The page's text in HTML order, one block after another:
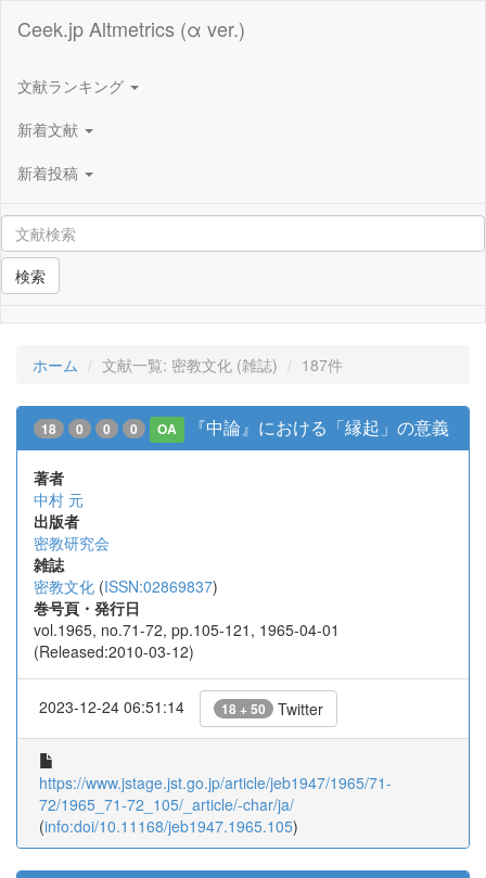
Ceek.jp Altmetrics (α ver.)
文献ランキング
新着文献
新着投稿
検索
ホーム 文献一覧: 密教文化 (雑誌) 187件
18 0 0 0 OA 『中論』における「縁起」の意義
著者
中村 元
出版者
密教研究会
雑誌
密教文化 (ISSN:02869837)
巻号頁・発行日
vol.1965, no.71-72, pp.105-121, 1965-04-01
(Released:2010-03-12)
2023-12-24 06:51:14 18 + 50 Twitter
https://www.jstage.jst.go.jp/article/jeb1947/1965/71-
72/1965_71-72_105/_article/-char/ja/
(info:doi/10.11168/jeb1947.1965.105)